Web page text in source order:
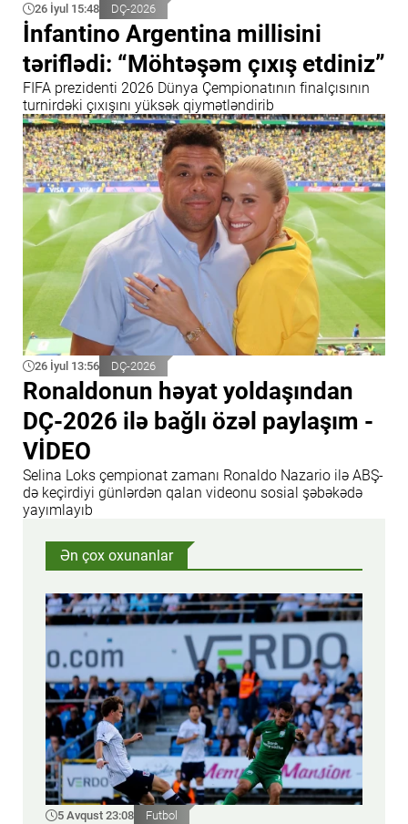
26 İyul 15:48 DÇ-2026
İnfantino Argentina millisini
təriflədi: “Möhtəşəm çıxış etdiniz”
FIFA prezidenti 2026 Dünya Çempionatının finalçısının
turnirdəki çıxışını yüksək qiymətləndirib
26 İyul 13:56 DÇ-2026
Ronaldonun həyat yoldaşından
DÇ-2026 ilə bağlı özəl paylaşım -
VİDEO
Selina Loks çempionat zamanı Ronaldo Nazario ilə ABŞ-
də keçirdiyi günlərdən qalan videonu sosial şəbəkədə
yayımlayıb
Ən çox oxunanlar
5 Avqust 23:08 Futbol